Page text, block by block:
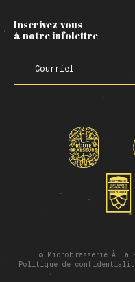
Inscrivez-vous
à notre infolettre
© Microbrasserie À la
Politique de